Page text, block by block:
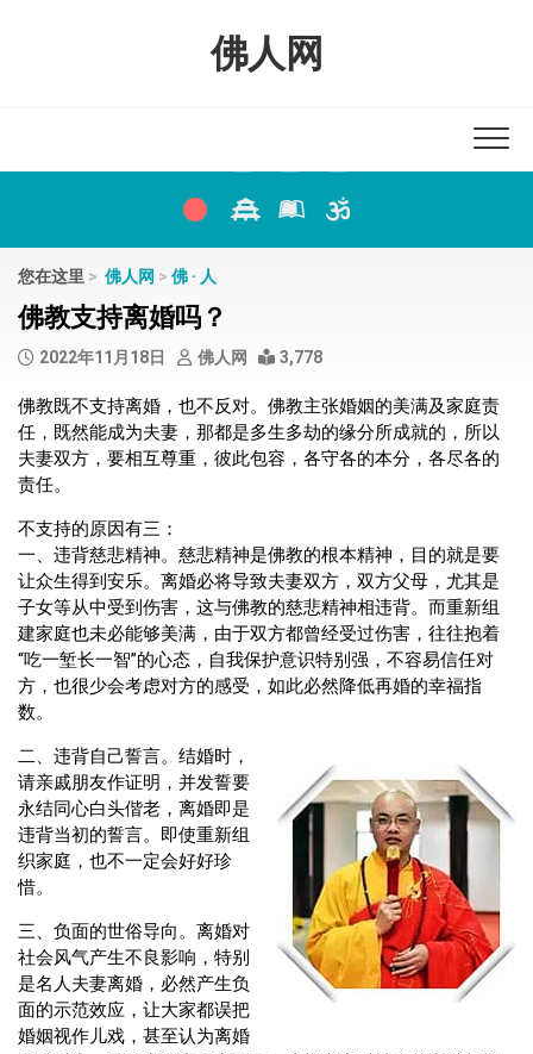
佛人网
您在这里 > 佛人网 > 佛 · 人
佛教支持离婚吗？
2022年11月18日 佛人网 3,778
佛教既不支持离婚，也不反对。佛教主张婚姻的美满及家庭责
任，既然能成为夫妻，那都是多生多劫的缘分所成就的，所以
夫妻双方，要相互尊重，彼此包容，各守各的本分，各尽各的
责任。
不支持的原因有三：
一、违背慈悲精神。慈悲精神是佛教的根本精神，目的就是要
让众生得到安乐。离婚必将导致夫妻双方，双方父母，尤其是
子女等从中受到伤害，这与佛教的慈悲精神相违背。而重新组
建家庭也未必能够美满，由于双方都曾经受过伤害，往往抱着
“吃一堑长一智”的心态，自我保护意识特别强，不容易信任对
方，也很少会考虑对方的感受，如此必然降低再婚的幸福指
数。
二、违背自己誓言。结婚时，
请亲戚朋友作证明，并发誓要
永结同心白头偕老，离婚即是
违背当初的誓言。即使重新组
织家庭，也不一定会好好珍
惜。
三、负面的世俗导向。离婚对
社会风气产生不良影响，特别
是名人夫妻离婚，必然产生负
面的示范效应，让大家都误把
婚姻视作儿戏，甚至认为离婚